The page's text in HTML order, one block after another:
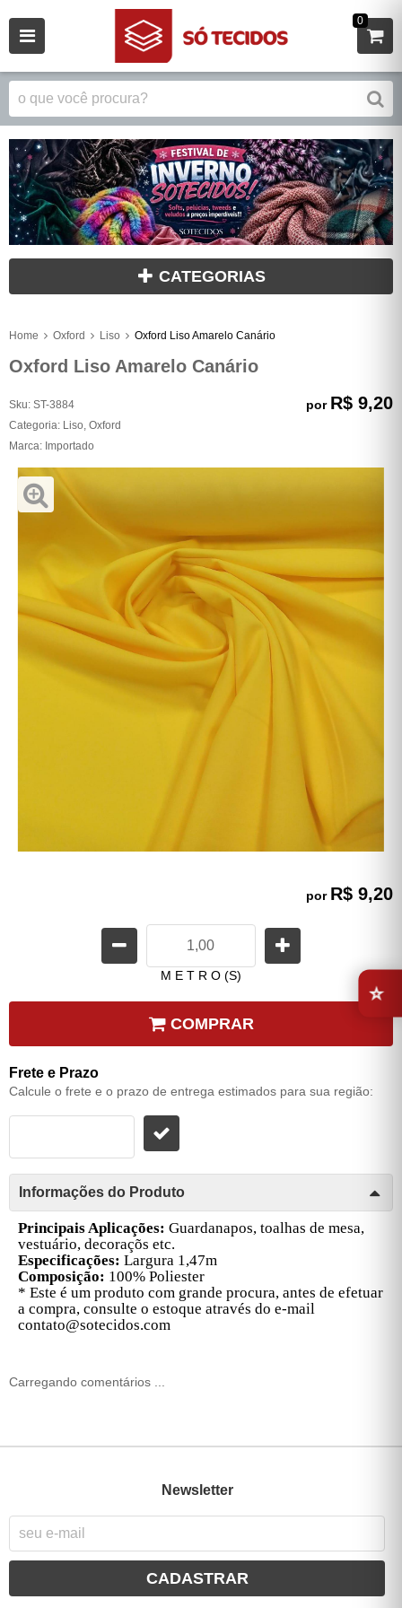
0
CATEGORIAS
Home Oxford Liso Oxford Liso Amarelo Canário
Oxford Liso Amarelo Canário
Sku: ST-3884
Categoria: Liso Oxford
Marca: Importado
por R$ 9,20
por R$ 9,20
M E T R O (S)
COMPRAR
Frete e Prazo
Calcule o frete e o prazo de entrega estimados para sua região:
Informações do Produto
Principais Aplicações: Guardanapos, toalhas de mesa,
vestuário, decoraçõs etc.
Especificações: Largura 1,47m
Composição: 100% Poliester
* Este é um produto com grande procura, antes de efetuar
a compra, consulte o estoque através do e-mail
contato@sotecidos.com
Carregando comentários ...
Newsletter
CADASTRAR
⭐